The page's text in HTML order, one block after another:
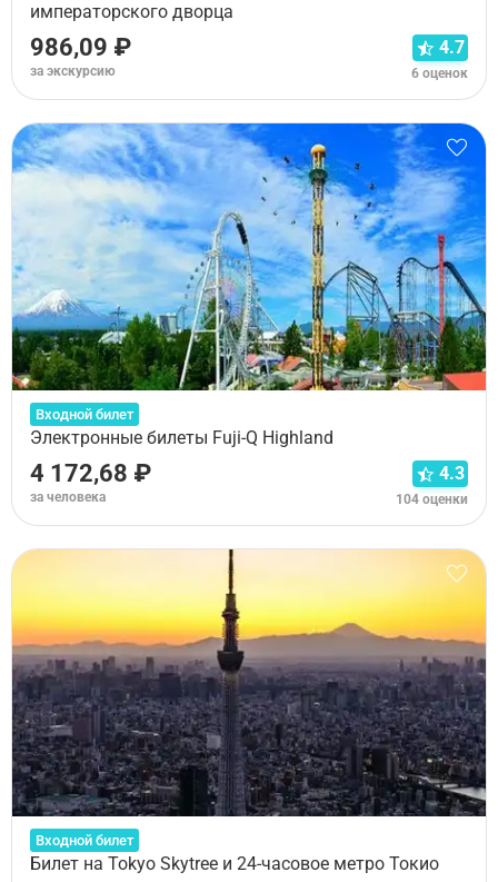
императорского дворца
986,09 ₽
за экскурсию
4.7
6 оценок
Входной билет
Электронные билеты Fuji-Q Highland
4 172,68 ₽
за человека
4.3
104 оценки
Входной билет
Билет на Tokyo Skytree и 24-часовое метро Токио